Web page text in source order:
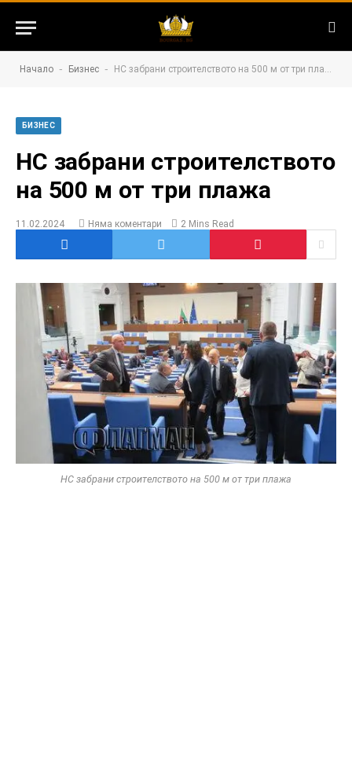
Начало - Бизнес - НС забрани строителството на 500 м от три плажа
БИЗНЕС
НС забрани строителството
на 500 м от три плажа
11.02.2024 Няма коментари 2 Mins Read
НС забрани строителството на 500 м от три плажа